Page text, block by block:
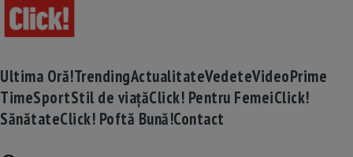
Ultima Oră!TrendingActualitateVedeteVideoPrime
TimeSportStil de viațăClick! Pentru FemeiClick!
SănătateClick! Poftă Bună!Contact